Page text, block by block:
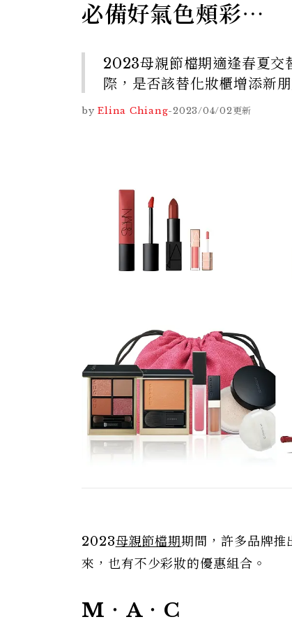
必備好氣色頰彩⋯
2023母親節檔期適逢春夏交
際，是否該替化妝櫃增添新
by Elina Chiang-2023/04/02更新
2023母親節檔期期間，許多品牌推
來，也有不少彩妝的優惠組合。
M‧A‧C